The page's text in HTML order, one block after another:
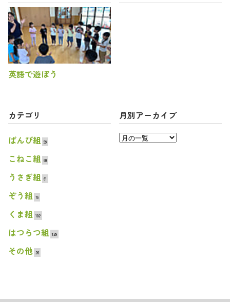
英語で遊ぼう
カテゴリ
ばんび組 59
こねこ組 60
うさぎ組 61
ぞう組 76
くま組 102
はつらつ組 129
その他 20
月別アーカイブ